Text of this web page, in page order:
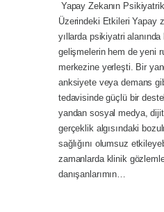
Yapay Zekanın
Üzerindeki Etkileri Yapay
yıllarda psikiyatri
gelişmelerin hem de yeni
merkezine yerleşti. Bir
anksiyete veya demans
tedavisinde güçlü bir
yandan sosyal medya,
gerçeklik algısındaki
sağlığını olumsuz
zamanlarda klinik
danışanlarımın…